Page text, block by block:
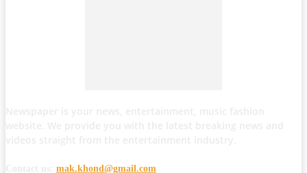
mak.khond@gmail.com